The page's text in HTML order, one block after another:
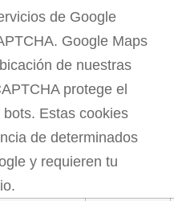
de Google
Google Maps
de nuestras
protege el
Estas cookies
de determinados
y requieren tu